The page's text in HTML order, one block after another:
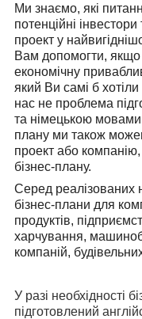
Ми знаємо, які
потенційні
проект у
Вам допомогти, якщо
економічну
який Ви самі б хотіли
нас не проблема
та німецькою
плану ми також
проект або
бізнес-плану.
Серед реалізованих
бізнес-плани для
продуктів,
харчування,
компаній,
У разі необхідності
підготовлений